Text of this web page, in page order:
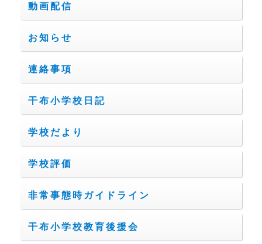
動画配信
お知らせ
連絡事項
干布小学校日記
学校だより
学校評価
非常事態時ガイドライン
干布小学校教育後援会